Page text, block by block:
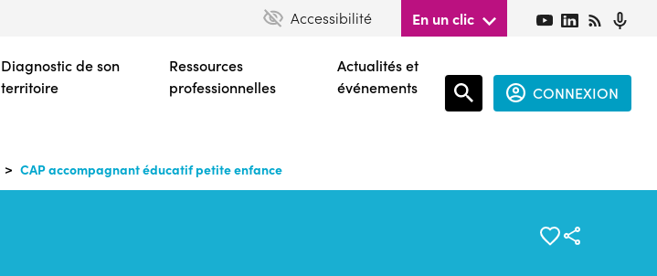
contenu
principal
Accessibilité En un clic
Diagnostic de son
territoire
Ressources
professionnelles
Actualités et
événements
CONNEXION
CAP accompagnant éducatif petite enfance